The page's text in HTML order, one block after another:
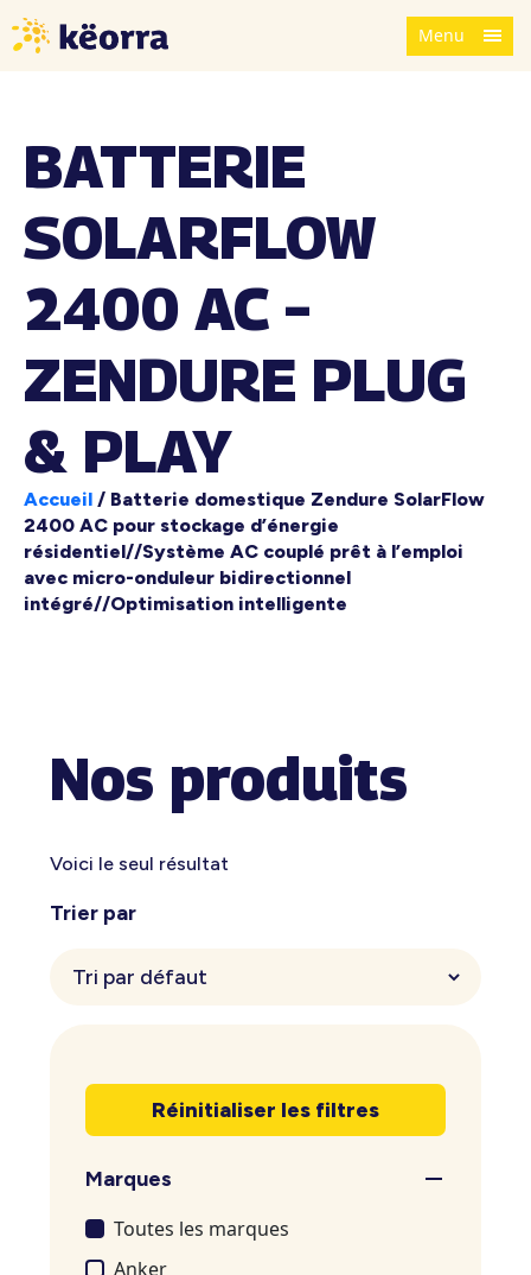
Menu
BATTERIE
SOLARFLOW
2400 AC –
ZENDURE PLUG
& PLAY
Accueil / Batterie domestique Zendure SolarFlow
2400 AC pour stockage d’énergie
résidentiel//Système AC couplé prêt à l’emploi
avec micro-onduleur bidirectionnel
intégré//Optimisation intelligente
Nos produits
Voici le seul résultat
Trier par
Réinitialiser les filtres
Marques
Toutes les marques
Anker